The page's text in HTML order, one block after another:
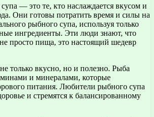
— это те, кто наслаждается вкусом и
Они готовы потратить время и силы на
рыбного супа, используя только
ингредиенты. Эти люди знают, что
просто пища, это настоящий шедевр
только вкусно, но и полезно. Рыба
и минералами, которые
питания. Любители рыбного супа
и стремятся к балансированному